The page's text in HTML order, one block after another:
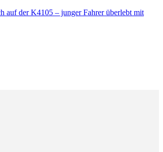
auf der K4105 – junger Fahrer überlebt mit